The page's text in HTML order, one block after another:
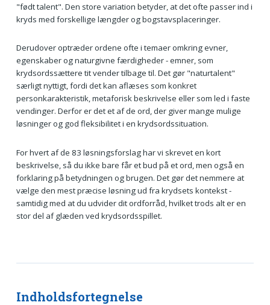
"født talent". Den store variation betyder, at det ofte passer ind i
kryds med forskellige længder og bogstavsplaceringer.
Derudover optræder ordene ofte i temaer omkring evner,
egenskaber og naturgivne færdigheder - emner, som
krydsordssættere tit vender tilbage til. Det gør "naturtalent"
særligt nyttigt, fordi det kan aflæses som konkret
personkarakteristik, metaforisk beskrivelse eller som led i faste
vendinger. Derfor er det et af de ord, der giver mange mulige
løsninger og god fleksibilitet i en krydsordssituation.
For hvert af de 83 løsningsforslag har vi skrevet en kort
beskrivelse, så du ikke bare får et bud på et ord, men også en
forklaring på betydningen og brugen. Det gør det nemmere at
vælge den mest præcise løsning ud fra krydsets kontekst -
samtidig med at du udvider dit ordforråd, hvilket trods alt er en
stor del af glæden ved krydsordsspillet.
Indholdsfortegnelse